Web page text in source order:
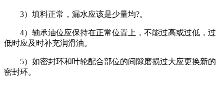
3）填料正常，漏水应该是少量均?。
4）轴承油位应保持在正常位置上，不能过高或过低，过
低时应及时补充润滑油。
5）如密封环和叶轮配合部位的间隙磨损过大应更换新的
密封环。